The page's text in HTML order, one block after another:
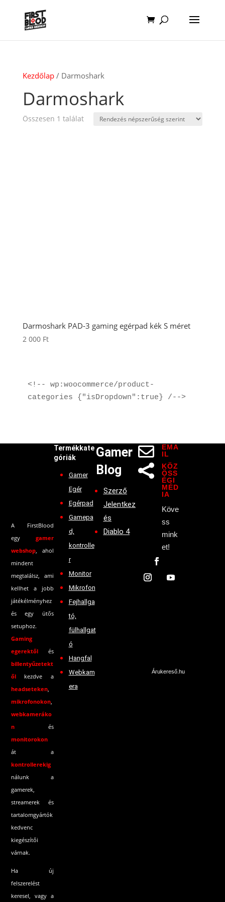
Kezdőlap/ Darmoshark
Darmoshark
Összesen 1 találat
Darmoshark PAD‑3 gaming egérpad kék S méret
2 000 Ft
<!-- wp:woocommerce/product-
categories {"isDropdown":true} /-->
A FirstBlood
egy gamer
webshop , ahol
mindent
megtalálsz, ami
kellhet a jobb
játékélményhez
és egy ütős
setuphoz.
Gaming
egerektől és
billentyűzetekt
ől kezdve a
headseteken
mikrofonokon
webkameráko
n és
monitorokon
át a
kontrollerekig
nálunk a
gamerek,
streamerek és
tartalomgyártók
kedvenc
kiegészítői
várnak.
Ha új
felszerelést
keresel, vagy a
Termékkate
góriák
Gamer
Egér
Egérpad
Gamepa
d,
kontrolle
r
Monitor
Mikrofon
Fejhallga
tó,
fülhallgat
ó
Hangfal
Webkam
era
Gamer
Blog
Szerző
Jelentkez
és
Diablo 4

EMA
IL

KÖZ
ÖSS
ÉGI
MÉD
IA
Köve
ss
mink
et!
Árukereső.hu